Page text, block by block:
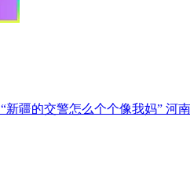
“新疆的交警怎么个个像我妈” 河